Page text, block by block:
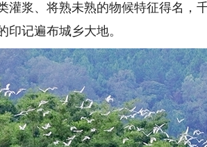
灌浆、将熟未熟的物候特征得名，
记遍布城乡大地。